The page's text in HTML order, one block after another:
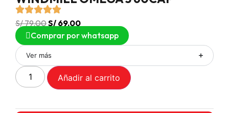
S/79.00S/ 69.00
Comprar por whatsapp
Ver más
Añadir al carrito